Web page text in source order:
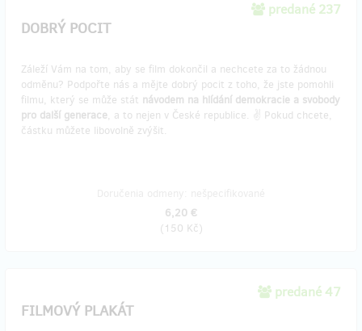
predané 237
DOBRÝ POCIT
Záleží Vám na tom, aby se film dokončil a nechcete za to žádnou
odměnu? Podpořte nás a mějte dobrý pocit z toho, že jste pomohli
filmu, který se může stát návodem na hlídání demokracie a svobody
pro další generace, a to nejen v České republice. ✌️ Pokud chcete,
částku můžete libovolně zvýšit.
6,20 €
(150 Kč)
predané 47
FILMOVÝ PLAKÁT